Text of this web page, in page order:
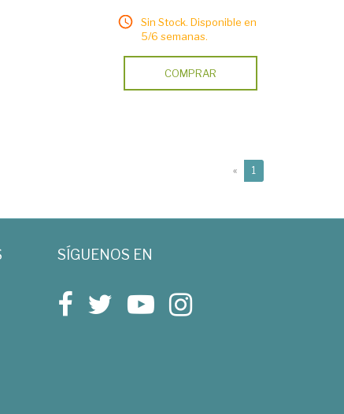
Sin Stock. Disponible en
5/6 semanas.
COMPRAR
« 1
SÍGUENOS EN